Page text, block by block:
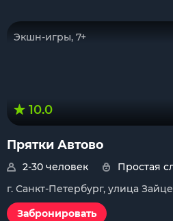
Экшн-игры, 7+
10.0
Прятки Автово
2-30 человек
Простая
г. Санкт-Петербург, улица
Забронировать